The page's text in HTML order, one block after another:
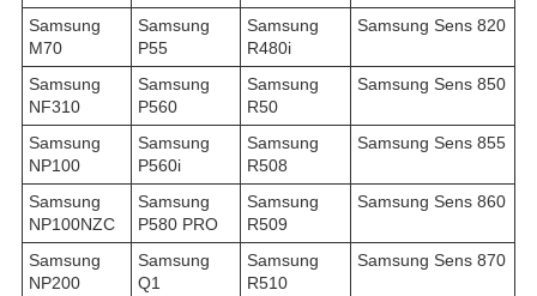
Samsung
M70
Samsung
P55
Samsung
R480i
Samsung Sens 820
Samsung
NF310
Samsung
P560
Samsung
R50
Samsung Sens 850
Samsung
NP100
Samsung
P560i
Samsung
R508
Samsung Sens 855
Samsung
NP100NZC
Samsung
P580 PRO
Samsung
R509
Samsung Sens 860
Samsung
NP200
Samsung
Q1
Samsung
R510
Samsung Sens 870